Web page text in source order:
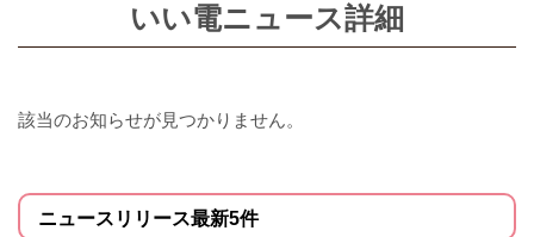
いい電ニュース詳細
該当のお知らせが見つかりません。
ニュースリリース最新5件